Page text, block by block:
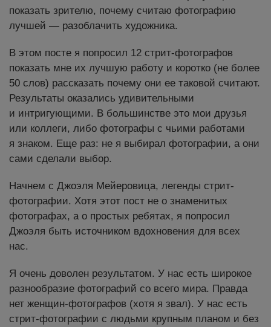
показать зрителю, почему считаю фотографию
лучшей — разоблачить художника.
В этом посте я попросил 12 стрит-фотографов
показать мне их лучшую работу и коротко (не более
50 слов) рассказать почему они ее таковой считают.
Результаты оказались удивительными
и интригующими. В большинстве это мои друзья
или коллеги, либо фотографы с чьими работами
я знаком. Еще раз: не я выбирал фотографии, а они
сами сделали выбор.
Начнем с Джоэля Мейеровица, легенды стрит-
фотографии. Хотя этот пост не о знаменитых
фотографах, а о простых ребятах, я попросил
Джоэля быть источником вдохновения для всех
нас.
Я очень доволен результатом. У нас есть широкое
разнообразие фотографий со всего мира. Правда
нет женщин-фотографов (хотя я звал). У нас есть
стрит-фотографии с людьми крупным планом и без